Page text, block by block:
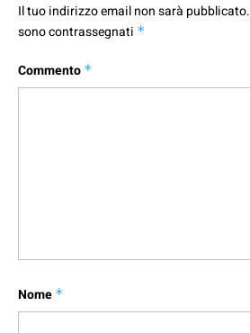
Il tuo indirizzo email non sarà pubblicato.
sono contrassegnati *
Commento *
Nome *